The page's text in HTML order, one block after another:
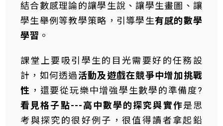
結合數感理論的讓學生說、讓學生畫圖、讓
學生舉例等教學策略，引導學生有感的數學
學習 。
課堂上要吸引學生的目光需要好的任務設
計，如何透過活動及遊戲在競爭中增加挑戰
性 ，還要從玩樂中增強學生數學的準備度?
看見格子點---高中數學的探究與實作是思
考與探究的很好例子，很值得讀者拿起鉛